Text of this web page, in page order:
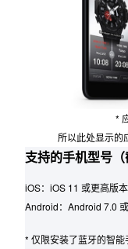
*
所以此处显示的
支持的手机型号（
iOS：iOS 11 或更高版本
Android：Android 7.0
* 仅限安装了蓝牙的智能